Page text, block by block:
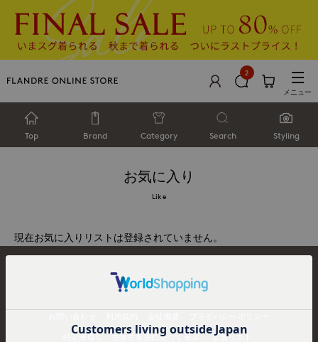
2
メニュー
Top Brand Category Search Styling
お気に入り
Like
現在お気に入りリストは登録されていません。
特定商取引・古物営業法に基づく表示 店舗リスト